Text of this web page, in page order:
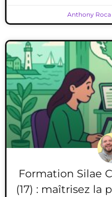
Anthony Roca
Formation Silae
(17) : maîtrisez la